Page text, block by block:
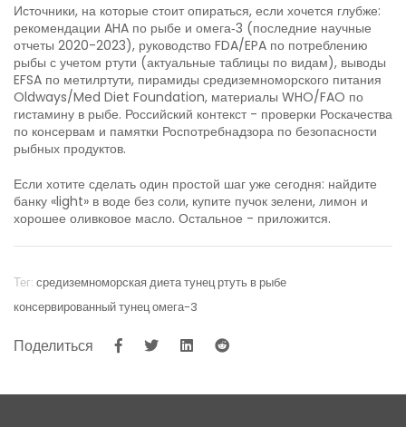
Источники, на которые стоит опираться, если хочется глубже:
рекомендации AHA по рыбе и омега‑3 (последние научные
отчеты 2020-2023), руководство FDA/EPA по потреблению
рыбы с учетом ртути (актуальные таблицы по видам), выводы
EFSA по метилртути, пирамиды средиземноморского питания
Oldways/Med Diet Foundation, материалы WHO/FAO по
гистамину в рыбе. Российский контекст - проверки Роскачества
по консервам и памятки Роспотребнадзора по безопасности
рыбных продуктов.
Если хотите сделать один простой шаг уже сегодня: найдите
банку «light» в воде без соли, купите пучок зелени, лимон и
хорошее оливковое масло. Остальное - приложится.
Тег: средиземноморская диетатунец ртуть в рыбе
консервированный тунецомега-3
Поделиться